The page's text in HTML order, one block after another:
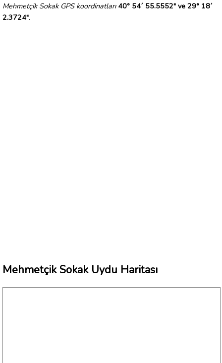
Mehmetçik Sokak GPS koordinatları 40° 54´ 55.5552" ve 29° 18´
2.3724".
Mehmetçik Sokak Uydu Haritası